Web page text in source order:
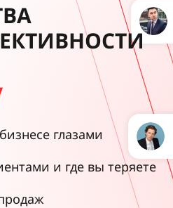
глазами
и где вы теряете